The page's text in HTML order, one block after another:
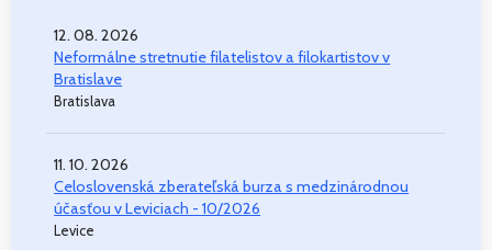
12. 08. 2026
Neformálne stretnutie filatelistov a filokartistov v
Bratislave
Bratislava
11. 10. 2026
Celoslovenská zberateľská burza s medzinárodnou
účasťou v Leviciach - 10/2026
Levice